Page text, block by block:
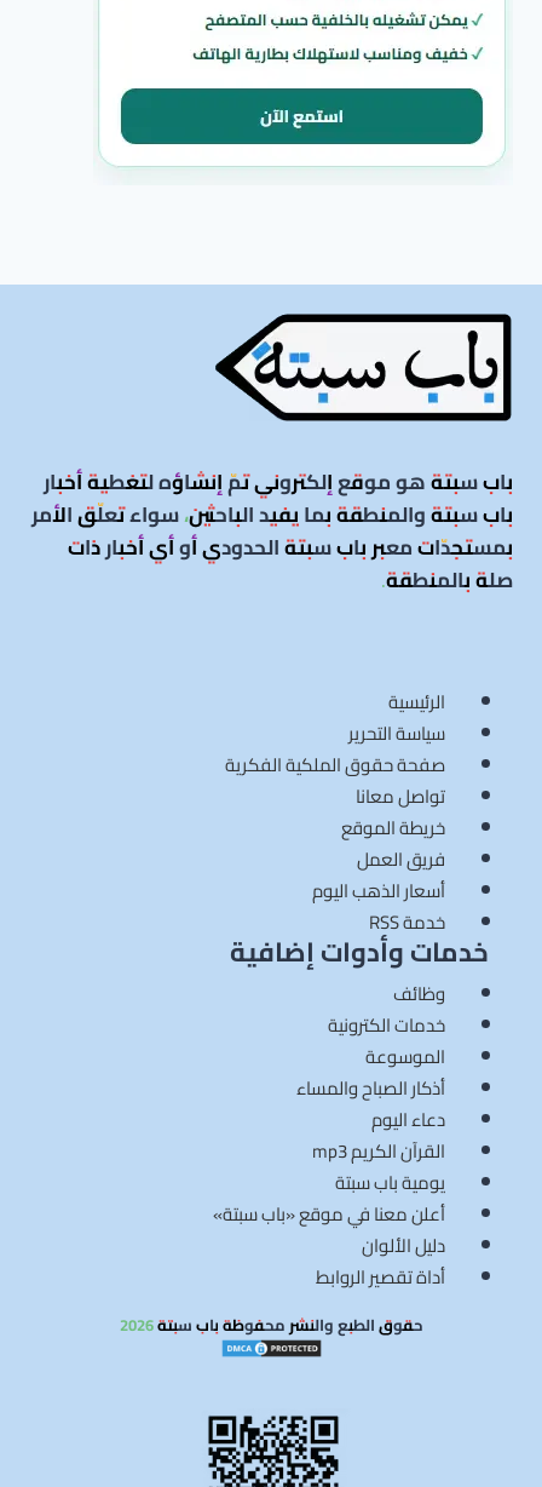
باب سبتة هو موقع إلكتروني تمّ إنشاؤه لتغطية أخبار
باب سبتة والمنطقة بما يفيد الباحثين، سواء تعلّق الأمر
بمستجدّات معبر باب سبتة الحدودي أو أي أخبار ذات
صلة بالمنطقة.
الرئيسية
سياسة التحرير
صفحة حقوق الملكية الفكرية
تواصل معانا
خريطة الموقع
فريق العمل
أسعار الذهب اليوم
خدمة RSS
خدمات وأدوات إضافية
وظائف
خدمات الكترونية
الموسوعة
أذكار الصباح والمساء
دعاء اليوم
القرآن الكريم mp3
يومية باب سبتة
أعلن معنا في موقع «باب سبتة»
دليل الألوان
أداة تقصير الروابط
حقوق الطبع والنشر محفوظة باب سبتة 2026